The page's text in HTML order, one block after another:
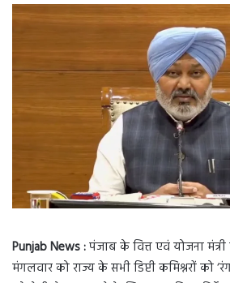
Punjab News :पंजाब के वित्त एवं योजना
मंगलवार को राज्य के सभी डिप्टी कमिश्नरों को